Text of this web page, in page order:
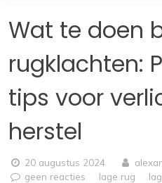
Wat te doen
rugklachten:
tips voor
herstel
20 augustus 2024
geen reacties
lage rug